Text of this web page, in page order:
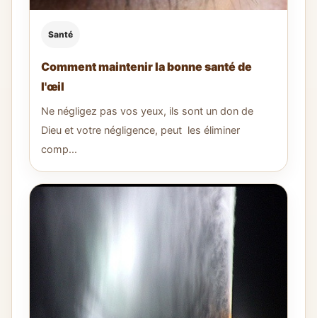
Santé
Comment maintenir la bonne santé de
l'œil
Ne négligez pas vos yeux, ils sont un don de
Dieu et votre négligence, peut les éliminer
comp...